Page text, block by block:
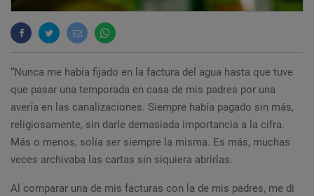
“Nunca me había fijado en la factura del agua hasta que tuve
que pasar una temporada en casa de mis padres por una
avería en las canalizaciones. Siempre había pagado sin más,
religiosamente, sin darle demasiada importancia a la cifra.
Más o menos, solía ser siempre la misma. Es más, muchas
veces archivaba las cartas sin siquiera abrirlas.
Al comparar una de mis facturas con la de mis padres, me di